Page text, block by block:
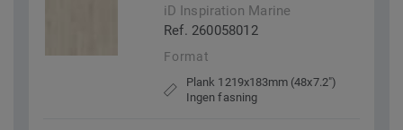
iD Inspiration Marine
Ref. 260058012
Format
Plank 1219x183mm (48x7.2")
Ingen fasning